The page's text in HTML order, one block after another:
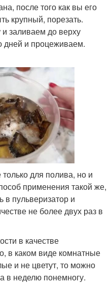
после того как вы его
крупный, порезать.
заливаем до верху
дней и процеживаем.
для полива, но и
применения такой же,
в пульверизатор и
не более двух раз в
в качестве
в каком виде комнатные
и не цветут, то можно
в неделю понемногу.